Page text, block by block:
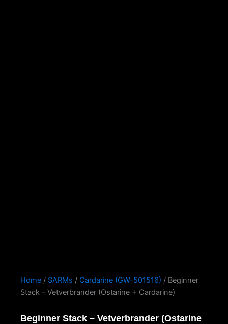
Home / SARMs / Cardarine (GW-501516) / Beginner
Stack – Vetverbrander (Ostarine + Cardarine)
Beginner Stack – Vetverbrander (Ostarine